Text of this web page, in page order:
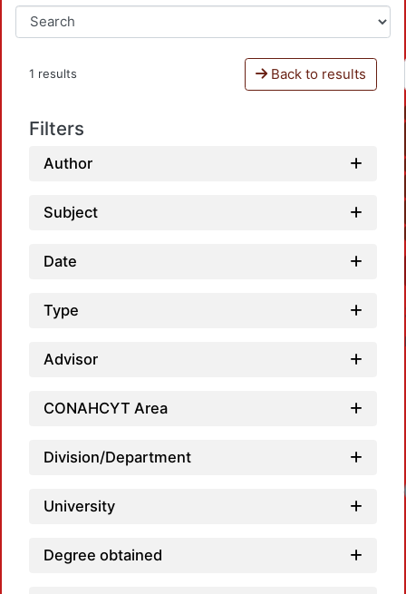
1 results Back to results
Filters
Author
Subject
Date
Type
Advisor
CONAHCYT Area
Division/Department
University
Degree obtained